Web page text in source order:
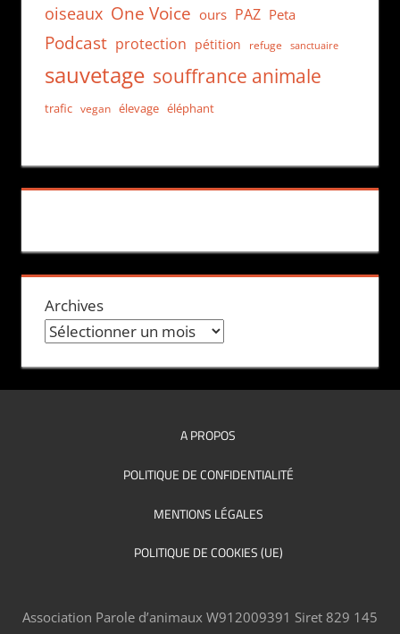
oiseaux One Voice ours PAZ Peta
Podcast protection pétition refuge sanctuaire
sauvetage souffrance animale
trafic vegan élevage éléphant
Archives
A PROPOS
POLITIQUE DE CONFIDENTIALITÉ
MENTIONS LÉGALES
POLITIQUE DE COOKIES (UE)
Association Parole d’animaux W912009391 Siret 829 145